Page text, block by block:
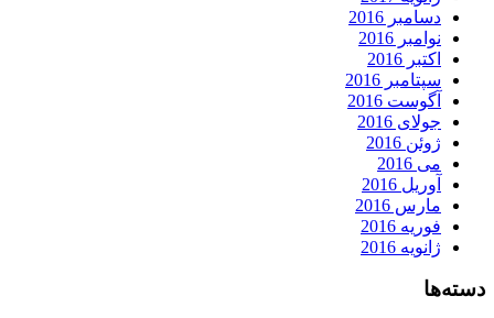
دسامبر 2016
نوامبر 2016
اکتبر 2016
سپتامبر 2016
آگوست 2016
جولای 2016
ژوئن 2016
می 2016
آوریل 2016
مارس 2016
فوریه 2016
ژانویه 2016
دسته‌ها